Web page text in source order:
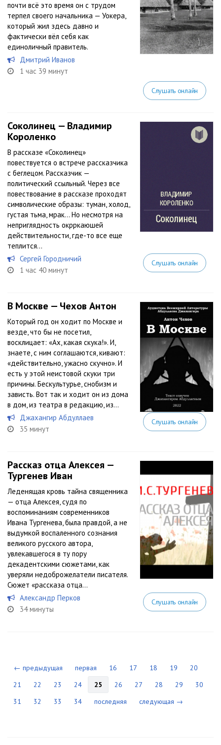
почти всё это время он с трудом
терпел своего начальника — Уокера,
который жил здесь давно и
фактически вёл себя как
единоличный правитель.
Дмитрий Иванов
1 час 39 минут
Слушать онлайн
Соколинец — Владимир
Короленко
В рассказе «Соколинец»
повествуется о встрече рассказчика
с беглецом. Рассказчик —
политический ссыльный. Через все
повествование в рассказе проходят
символические образы: туман, холод,
густая тьма, мрак… Но несмотря на
неприглядность окрркаюшей
действительности, где-то все еще
теплится...
Сергей Городничий
1 час 40 минут
Слушать онлайн
В Москве — Чехов Антон
Который год он ходит по Москве и
везде, что бы не посетил,
восклицает: «Ах, какая скука!». И,
знаете, с ним соглашаются, кивают:
«действительно, ужасно скучно». И
есть у этой неистовой скуки три
причины. Бескультурье, снобизм и
зависть. Вот так и ходит он из дома
в дом, из театра в редакцию, из...
Джахангир Абдуллаев
35 минут
Слушать онлайн
Рассказ отца Алексея —
Тургенев Иван
Леденящая кровь тайна священника
— отца Алексея, судя по
воспоминаниям современников
Ивана Тургенева, была правдой, а не
выдумкой воспаленного сознания
великого русского автора,
увлекавшегося в ту пору
декадентскими сюжетами, как
уверяли недоброжелатели писателя.
Сюжет «рассказа отца...
Александр Перков
34 минуты
Слушать онлайн
← предыдущая первая 16 17 18 19
20
21
22 23 24 25 26 27 28 29
30
31
32 33 34 последняя следующая →